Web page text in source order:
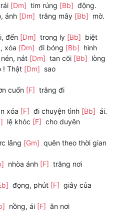
[Dm] tim rúng [Bb] động.
ánh [Dm] trăng mây [Bb] mờ.
đến [Dm] trong ly [Bb] biệt
xóa [Dm] đi bóng [Bb] hình
nén, nát [Dm] tan cõi [Bb] lòng
! Thật [Dm] sao
cuốn [F] trăng đi
xóa [F] đi chuyện tình [Bb] ái.
lệ khóc [F] cho duyên
lãng [Gm] quên theo thời gian
nhòa ánh [F] trăng nơi
đọng, phút [F] giây của
nồng, ái [F] ân nơi